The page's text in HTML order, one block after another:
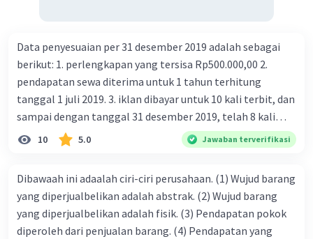
Data penyesuaian per 31 desember 2019 adalah sebagai
berikut: 1. perlengkapan yang tersisa Rp500.000,00 2.
pendapatan sewa diterima untuk 1 tahun terhitung
tanggal 1 juli 2019. 3. iklan dibayar untuk 10 kali terbit, dan
sampai dengan tanggal 31 desember 2019, telah 8 kali
terbit. 4. gaji terutang untuk periode berjalan sebesar
Rp800.000,00 dari data di atas, pencatatan jurnal pembalik
10 5.0 Jawaban terverifikasi
Dibawaah ini adaalah ciri-ciri perusahaan. (1) Wujud barang
yang diperjualbelikan adalah abstrak. (2) Wujud barang
yang diperjualbelikan adalah fisik. (3) Pendapatan pokok
diperoleh dari penjualan barang. (4) Pendapatan yang